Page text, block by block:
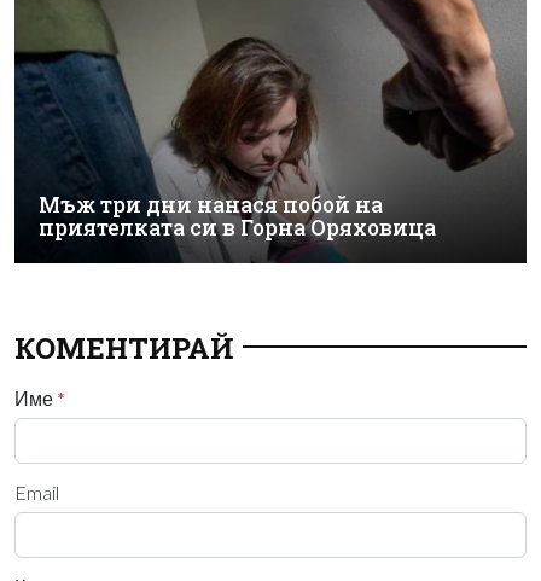
Мъж три дни нанася побой на
приятелката си в Горна Оряховица
КОМЕНТИРАЙ
Име *
Email